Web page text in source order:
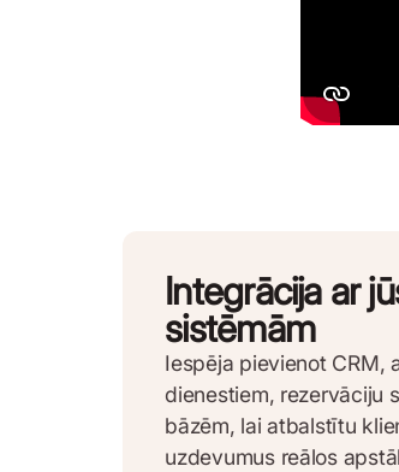
Integrācija ar
sistēmām
Iespēja pievienot CRM,
dienestiem, rezervāciju
bāzēm, lai atbalstītu
uzdevumus reālos